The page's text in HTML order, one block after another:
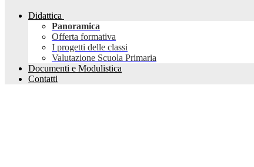
Didattica
Panoramica
Offerta formativa
I progetti delle classi
Valutazione Scuola Primaria
Documenti e Modulistica
Contatti